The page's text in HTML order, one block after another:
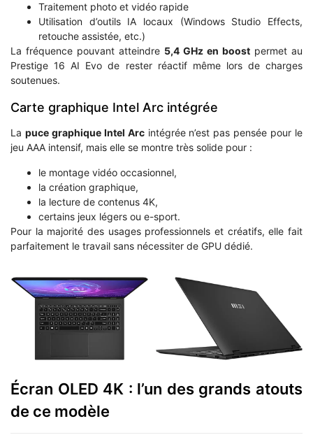
Traitement photo et vidéo rapide
Utilisation d’outils IA locaux (Windows Studio Effects,
retouche assistée, etc.)
La fréquence pouvant atteindre 5,4 GHz en boost permet au
Prestige 16 AI Evo de rester réactif même lors de charges
soutenues.
Carte graphique Intel Arc intégrée
La puce graphique Intel Arcintégrée n’est pas pensée pour le
jeu AAA intensif, mais elle se montre très solide pour :
le montage vidéo occasionnel,
la création graphique,
la lecture de contenus 4K,
certains jeux légers ou e-sport.
Pour la majorité des usages professionnels et créatifs, elle fait
parfaitement le travail sans nécessiter de GPU dédié.
Écran OLED 4K : l’un des grands atouts
de ce modèle